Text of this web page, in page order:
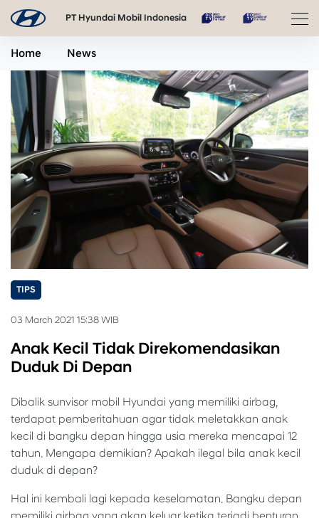
PT Hyundai Mobil Indonesia
Home News
TIPS
03 March 2021 15:38 WIB
Anak Kecil Tidak Direkomendasikan
Duduk Di Depan
Dibalik sunvisor mobil Hyundai yang memiliki airbag,
terdapat pemberitahuan agar tidak meletakkan anak
kecil di bangku depan hingga usia mereka mencapai 12
tahun. Mengapa demikian? Apakah ilegal bila anak kecil
duduk di depan?
Hal ini kembali lagi kepada keselamatan. Bangku depan